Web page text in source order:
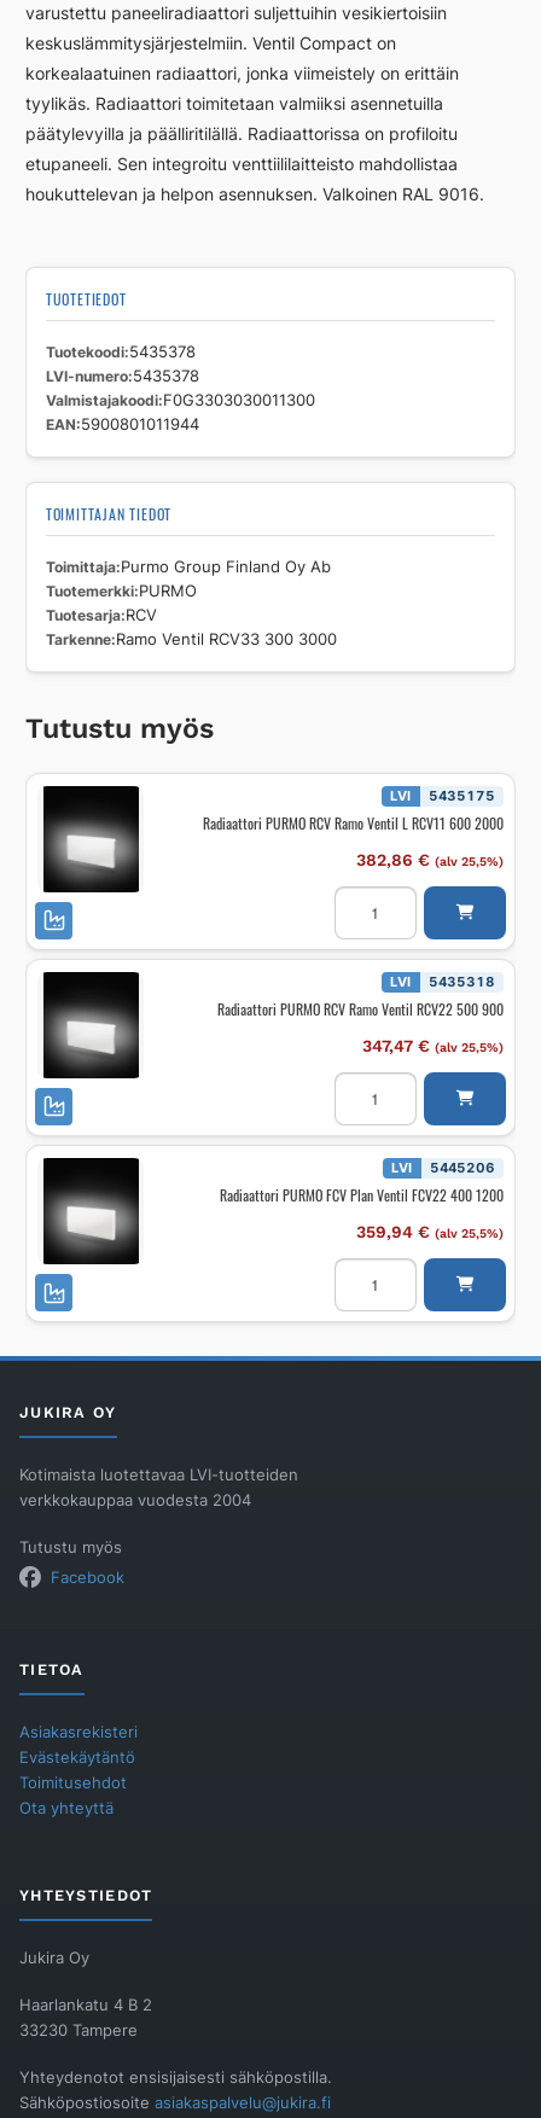
3000
määrä
varustettu paneeliradiaattori suljettuihin vesikiertoisiin
keskuslämmitysjärjestelmiin. Ventil Compact on
korkealaatuinen radiaattori, jonka viimeistely on erittäin
tyylikäs. Radiaattori toimitetaan valmiiksi asennetuilla
päätylevyilla ja päälliritilällä. Radiaattorissa on profiloitu
etupaneeli. Sen integroitu venttiililaitteisto mahdollistaa
houkuttelevan ja helpon asennuksen. Valkoinen RAL 9016.
TUOTETIEDOT
Tuotekoodi 5435378
LVI-numero 5435378
Valmistajakoodi F0G3303030011300
EAN 5900801011944
TOIMITTAJAN TIEDOT
Toimittaja Purmo Group Finland Oy Ab
Tuotemerkki PURMO
Tuotesarja RCV
Tarkenne Ramo Ventil RCV33 300 3000
Tutustu myös
LVI 5435175
Radiaattori PURMO RCV Ramo Ventil L RCV11 600 2000
382,86 € (alv 25,5%)
Radiaattori
PURMO
Ramo
Ventil
RCV11
600
määrä
LVI 5435318
Radiaattori PURMO RCV Ramo Ventil RCV22 500 900
347,47 € (alv 25,5%)
Radiaattori
PURMO
Ramo
Ventil
RCV22
900
LVI 5445206
Radiaattori PURMO FCV Plan Ventil FCV22 400 1200
359,94 € (alv 25,5%)
Radiaattori
PURMO
Plan
400
JUKIRA OY
Kotimaista luotettavaa LVI-tuotteiden
verkkokauppaa vuodesta 2004
Tutustu myös
Facebook
TIETOA
Asiakasrekisteri
Evästekäytäntö
Toimitusehdot
Ota yhteyttä
YHTEYSTIEDOT
Jukira Oy
Haarlankatu 4 B 2
33230 Tampere
Yhteydenotot ensisijaisesti sähköpostilla.
Sähköpostiosoite asiakaspalvelu@jukira.fi